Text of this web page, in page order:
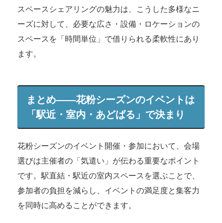
スペースシェアリングの魅力は、こうした多様なニ
ーズに対して、必要な広さ・設備・ロケーションの
スペースを「時間単位」で借りられる柔軟性にあり
ます。
まとめ——花粉シーズンのイベントは
「駅近・室内・あどばる」で決まり
花粉シーズンのイベント開催・参加において、会場
選びは主催者の「気遣い」が伝わる重要なポイント
です。駅直結・駅近の室内スペースを選ぶことで、
参加者の負担を減らし、イベントの満足度と集客力
を同時に高めることができます。